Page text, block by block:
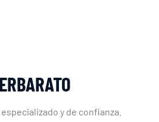
y de confianza.